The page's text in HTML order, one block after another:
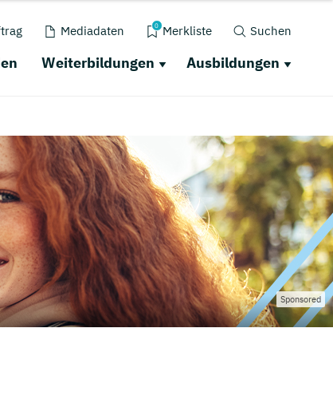
Mediadaten 0 Merkliste Suchen
Weiterbildungen Ausbildungen
Sponsored